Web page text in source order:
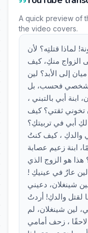
A quick preview of
the video covers.
قتلتِه؟ لأن
الزواج منكِ، كيف
إلى الأبد؟ لين
فحسب، بل
ابنة أبي بالتبني ،
تخوني ثقتي؟ كيف
أبي في تربيتكِ؟
والدكِ ، كيف كنتُ
ابنة زعيم عصابة
هو الزوج الذي
عارٌ في عينيكِ !
شينغلان، دعيني
لقتل والدكِ! أردتُ
لين شينغلان، لم
لاحقًا ، زحف أمامي